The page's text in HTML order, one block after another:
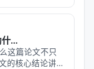
：**这两个方向
...
这篇论文不只
的核心结论讲清